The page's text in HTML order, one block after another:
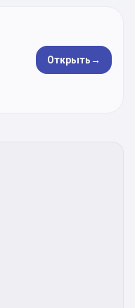
Открыть→